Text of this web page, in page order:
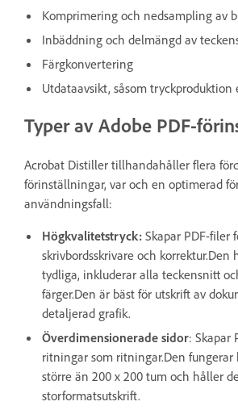
Komprimering och nedsampling av
Inbäddning och delmängd av
Färgkonvertering
Utdataavsikt, såsom
Typer av Adobe PDF-
Acrobat Distiller tillhandahåller flera
förinställningar, var och en optimerad
användningsfall:
Högkvalitetstryck: Skapar PDF-filer
skrivbordsskrivare och korrektur.Den
tydliga, inkluderar alla teckensnitt
färger.Den är bäst för utskrift av
detaljerad grafik.
Överdimensionerade sidor: Skapar
ritningar som ritningar.Den fungerar
större än 200 x 200 tum och håller
storformatsutskrift.